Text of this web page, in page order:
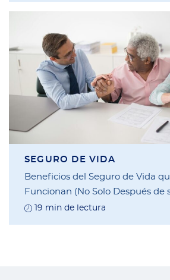
SEGURO DE VIDA
Beneficios del Seguro de Vida
Funcionan (No Solo Después de
Fallecimiento)
19 min de lectura